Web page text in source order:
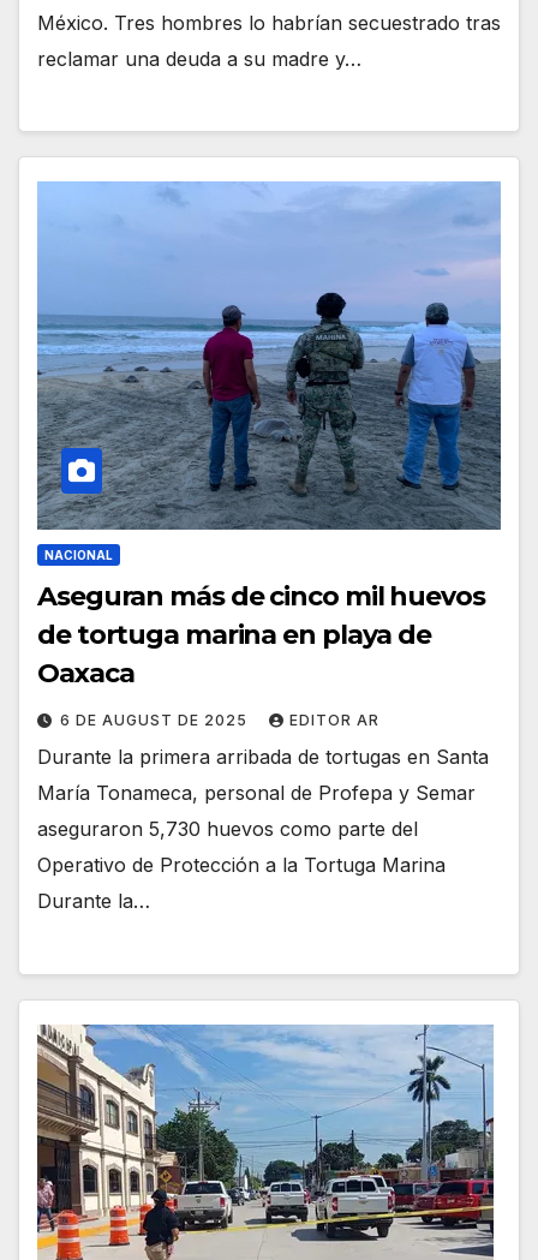
México. Tres hombres lo habrían secuestrado tras
reclamar una deuda a su madre y…
NACIONAL
Aseguran más de cinco mil huevos
de tortuga marina en playa de
Oaxaca
6 DE AUGUST DE 2025 EDITOR AR
Durante la primera arribada de tortugas en Santa
María Tonameca, personal de Profepa y Semar
aseguraron 5,730 huevos como parte del
Operativo de Protección a la Tortuga Marina
Durante la…